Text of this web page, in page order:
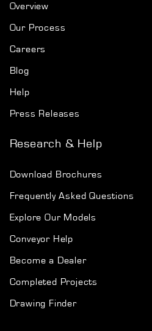
Overview
Our Process
Careers
Blog
Help
Press Releases
Research & Help
Download Brochures
Frequently Asked Questions
Explore Our Models
Conveyor Help
Become a Dealer
Completed Projects
Drawing Finder